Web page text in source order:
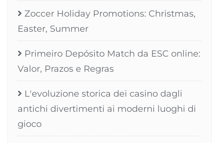
Zoccer Holiday Promotions: Christmas,
Easter, Summer
Primeiro Depósito Match da ESC online:
Valor, Prazos e Regras
L'evoluzione storica dei casino dagli
antichi divertimenti ai moderni luoghi di
gioco